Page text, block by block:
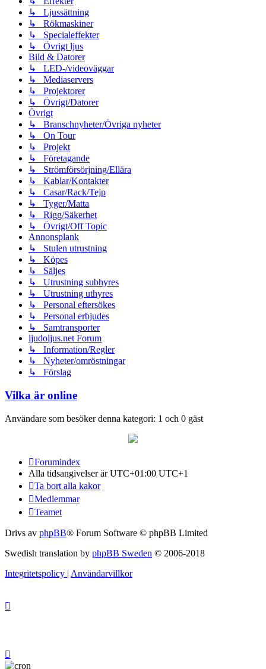
↳ Ljussättning
↳ Rökmaskiner
↳ Specialeffekter
↳ Övrigt ljus
Bild & Datorer
↳ LED-/videoväggar
↳ Mediaservers
↳ Projektorer
↳ Övrigt/Datorer
Övrigt
↳ Branschnyheter/Övriga nyheter
↳ On Tour
↳ Projekt
↳ Företagande
↳ Strömförsörjning/Ellära
↳ Kablar/Kontakter
↳ Casar/Rack/Tejp
↳ Tyger/Matta
↳ Rigg/Säkerhet
↳ Övrigt/Off Topic
Annonsplank
↳ Stulen utrustning
↳ Köpes
↳ Säljes
↳ Utrustning subhyres
↳ Utrustning uthyres
↳ Personal eftersökes
↳ Personal erbjudes
↳ Samtransporter
ljudoljus.net Forum
↳ Information/Regler
↳ Nyheter/omröstningar
↳ Förslag
Vilka är online
Användare som besöker denna kategori: 1 och 0 gäst
Forumindex
Alla tidsangivelser är UTC+01:00 UTC+1
Ta bort alla kakor
Medlemmar
Teamet
Drivs av phpBB® Forum Software © phpBB Limited
Swedish translation by phpBB Sweden © 2006-2018
Integritetspolicy | Användarvillkor